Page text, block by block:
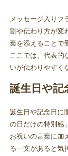
メッセージ入りフ
割や伝わり方が変
葉を添えることで
ここでは、代表的
いが伝わりやすく
誕生日や記
誕生日や記念日に
の日だけの特別感
お祝いの言葉に加
る一文があると気